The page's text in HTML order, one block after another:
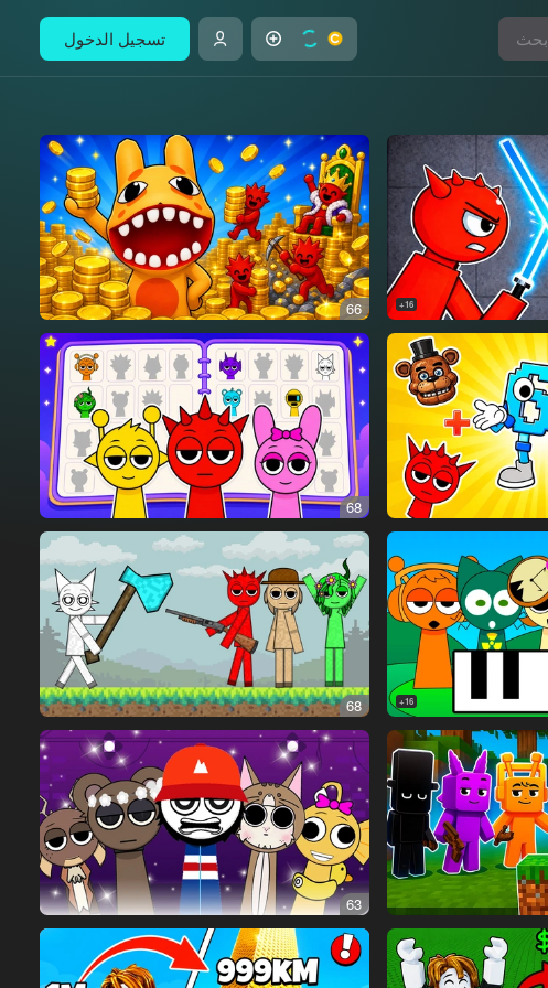
بحث تسجيل الدخول
16+
66
68
16+
68
63